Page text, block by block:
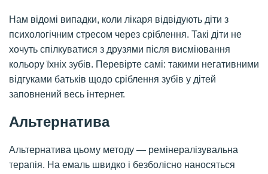
Нам відомі випадки, коли лікаря відвідують діти з
психологічним стресом через сріблення. Такі діти не
хочуть спілкуватися з друзями після висміювання
кольору їхніх зубів. Перевірте самі: такими негативними
відгуками батьків щодо сріблення зубів у дітей
заповнений весь інтернет.
Альтернатива
Альтернатива цьому методу — ремінералізувальна
терапія. На емаль швидко і безболісно наносяться